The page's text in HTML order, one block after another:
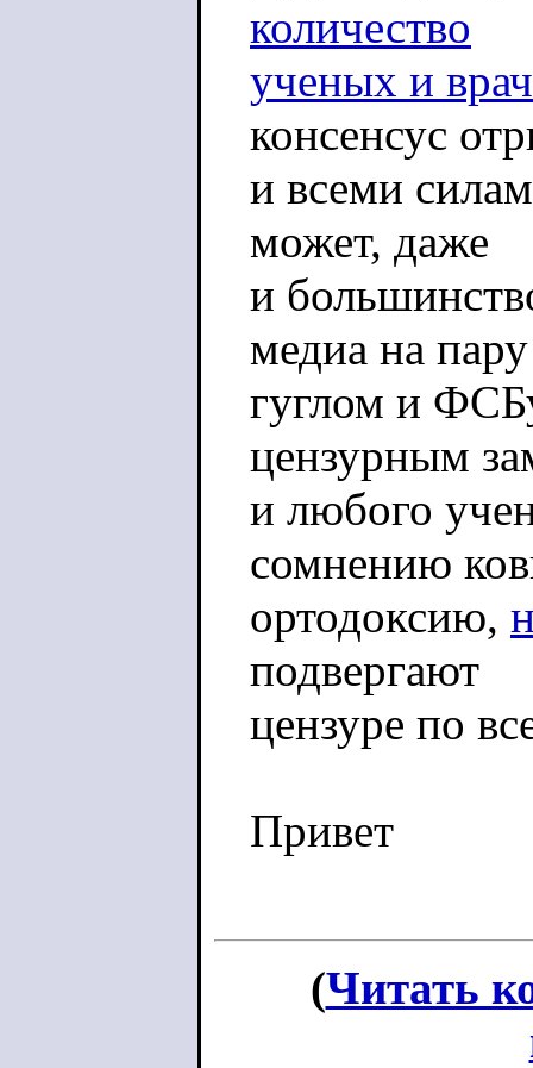
количество
ученых и
консенсус
и всеми
может, даже
и
медиа на
гуглом и
цензурным
и любого
сомнению
ортодоксию,
подвергают
цензуре по
Привет
(Читать